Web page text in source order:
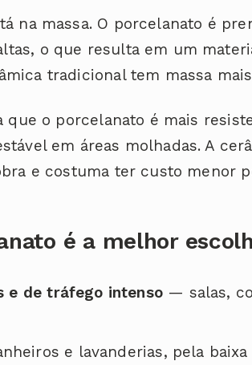
na massa. O porcelanato é
o que resulta em um
tradicional tem massa
que o porcelanato é mais
em áreas molhadas. A
e costuma ter custo menor
é a melhor
e de tráfego intenso — salas,
e lavanderias, pela baixa